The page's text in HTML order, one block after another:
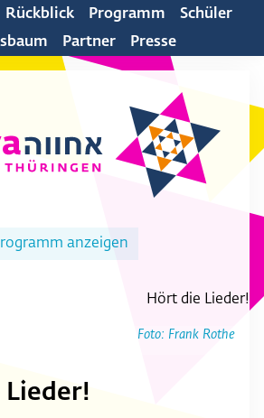
Rückblick Programm
Schüler
Partner Presse
anzeigen
Foto: Frank Rothe
Lieder!